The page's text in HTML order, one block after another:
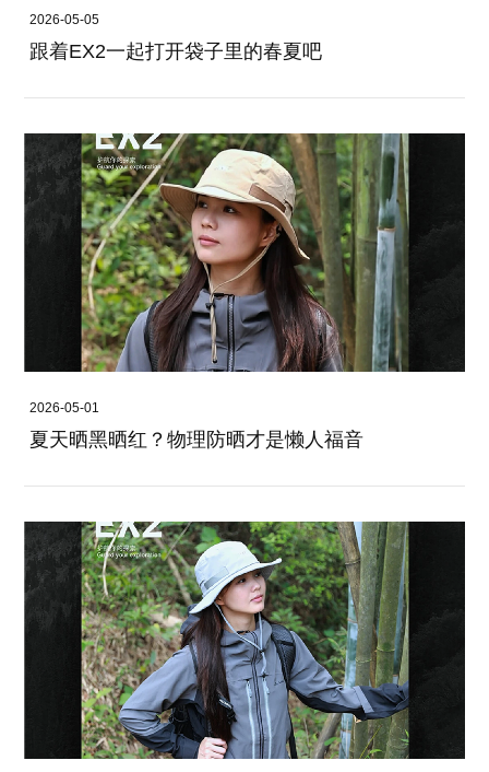
2026-05-05
跟着EX2一起打开袋子里的春夏吧
2026-05-01
夏天晒黑晒红？物理防晒才是懒人福音